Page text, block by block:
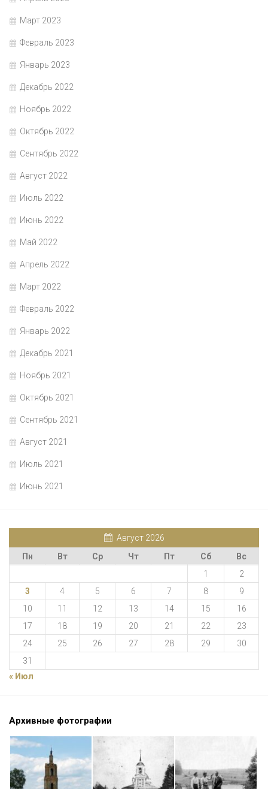
Март 2023
Февраль 2023
Январь 2023
Декабрь 2022
Ноябрь 2022
Октябрь 2022
Сентябрь 2022
Август 2022
Июль 2022
Июнь 2022
Май 2022
Апрель 2022
Март 2022
Февраль 2022
Январь 2022
Декабрь 2021
Ноябрь 2021
Октябрь 2021
Сентябрь 2021
Август 2021
Июль 2021
Июнь 2021
Август 2026
Пн
Вт Ср Чт Пт Сб
Вс
1
2
3
4 5 6 7 8
9
10
11 12 13 14 15
16
17
18 19 20 21 22
23
24
25 26 27 28 29
30
31
« Июл
Архивные фотографии